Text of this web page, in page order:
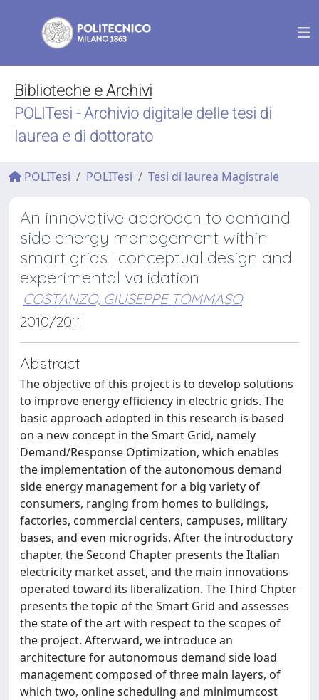
Biblioteche e Archivi
POLITesi - Archivio digitale delle tesi di
laurea e di dottorato
POLITesi POLITesi Tesi di laurea Magistrale
An innovative approach to demand
side energy management within
smart grids : conceptual design and
experimental validation
COSTANZO, GIUSEPPE TOMMASO
2010/2011
Abstract
The objective of this project is to develop solutions
to improve energy efficiency in electric grids. The
basic approach adopted in this research is based
on a new concept in the Smart Grid, namely
Demand/Response Optimization, which enables
the implementation of the autonomous demand
side energy management for a big variety of
consumers, ranging from homes to buildings,
factories, commercial centers, campuses, military
bases, and even microgrids. After the introductory
chapter, the Second Chapter presents the Italian
electricity market asset, and the main innovations
operated toward its liberalization. The Third Chpter
presents the topic of the Smart Grid and assesses
the state of the art with respect to the scopes of
the project. Afterward, we introduce an
architecture for autonomous demand side load
management composed of three main layers, of
which two, online scheduling and minimumcost